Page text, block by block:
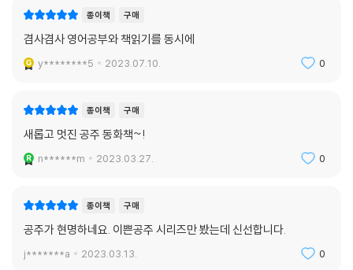
종이책 구매
겸사겸사 영어공부와 책읽기를 동시에
y********5 2023.07.10. 0
종이책 구매
새롭고 멋진 공주 동화책~!
n******m 2023.03.27. 0
종이책 구매
공주가 현명하네요. 이쁜공주 시리즈만 봤는데 신선합니다.
j*******a 2023.03.13. 0